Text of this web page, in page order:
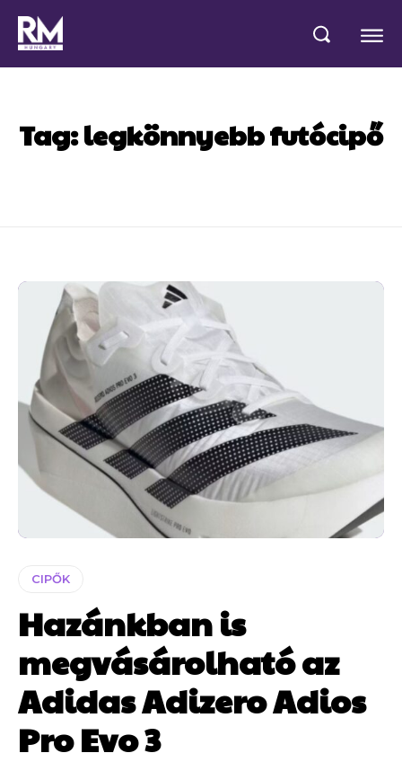
Tag:legkönnyebb futócipő
CIPŐK
Hazánkban is
megvásárolható az
Adidas Adizero Adios
Pro Evo 3